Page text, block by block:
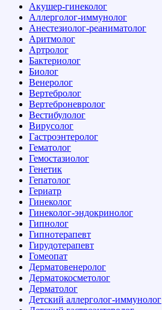
Акушер-гинеколог
Аллерголог-иммунолог
Анестезиолог-реаниматолог
Аритмолог
Артролог
Бактериолог
Биолог
Венеролог
Вертебролог
Вертеброневролог
Вестибулолог
Вирусолог
Гастроэнтеролог
Гематолог
Гемостазиолог
Генетик
Гепатолог
Гериатр
Гинеколог
Гинеколог-эндокринолог
Гипнолог
Гипнотерапевт
Гирудотерапевт
Гомеопат
Дерматовенеролог
Дерматокосметолог
Дерматолог
Детский аллерголог-иммунолог